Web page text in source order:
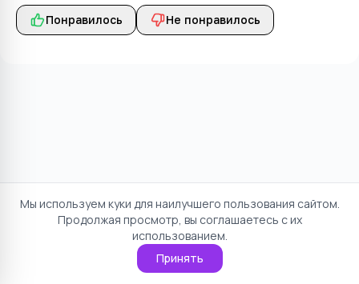
Понравилось Не понравилось
Мы используем куки для наилучшего пользования сайтом.
Продолжая просмотр, вы соглашаетесь с их
использованием.
Принять